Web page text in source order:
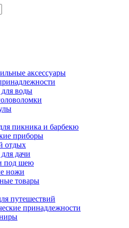
аксессуары
воды
пикника и барбекю
приборы
отдых
дачи
под шею
ножи
товары
путешествий
принадлежности